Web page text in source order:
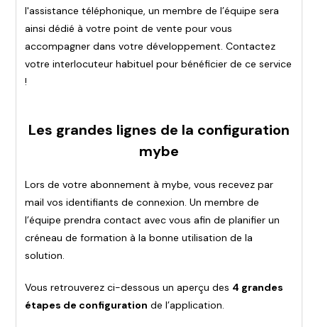
l'assistance téléphonique, un membre de l’équipe sera
ainsi dédié à votre point de vente pour vous
accompagner dans votre développement. Contactez
votre interlocuteur habituel pour bénéficier de ce service
!
Les grandes lignes de la configuration
mybe
Lors de votre abonnement à mybe, vous recevez par
mail vos identifiants de connexion. Un membre de
l’équipe prendra contact avec vous afin de planifier un
créneau de formation à la bonne utilisation de la
solution.
Vous retrouverez ci-dessous un aperçu des 4 grandes
étapes de configuration de l’application.